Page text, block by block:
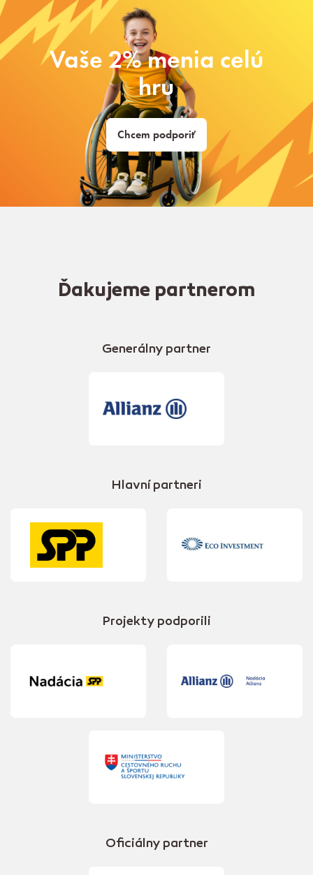
Vaše 2% menia celú
hru
Chcem podporiť
Ďakujeme partnerom
Generálny partner
Hlavní partneri
Projekty podporili
Oficiálny partner